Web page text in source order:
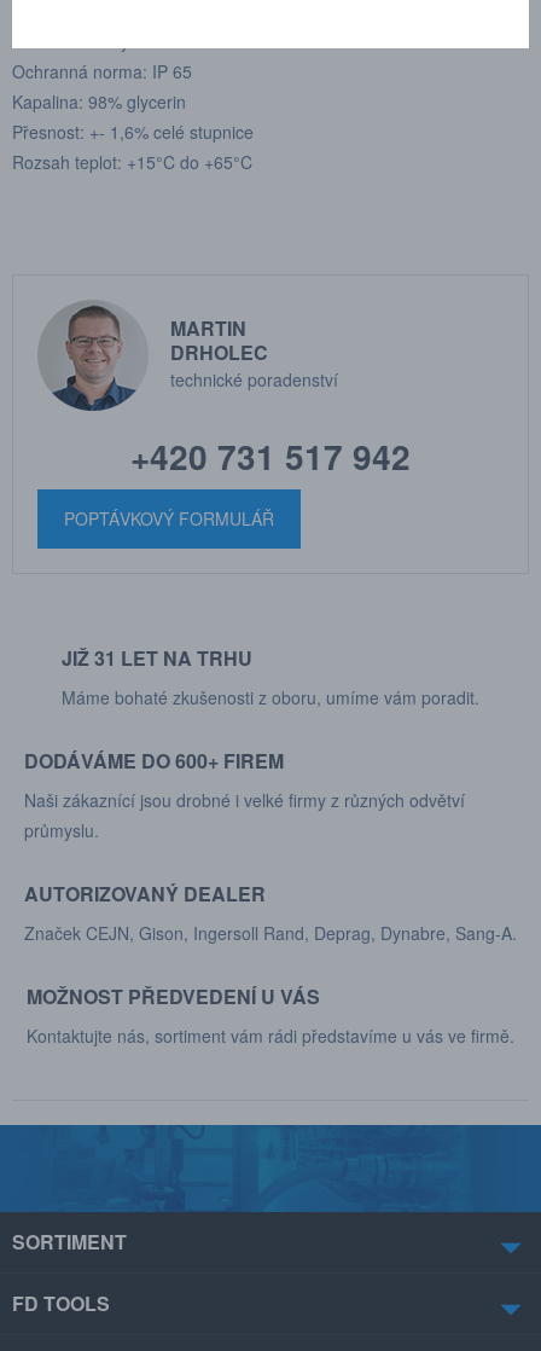
Ochranná norma: IP 65
Kapalina: 98% glycerin
Přesnost: +- 1,6% celé stupnice
Rozsah teplot: +15°C do +65°C
MARTIN
DRHOLEC
technické poradenství
+420 731 517 942
POPTÁVKOVÝ FORMULÁŘ
JIŽ 31 LET NA TRHU
Máme bohaté zkušenosti z oboru, umíme vám poradit.
DODÁVÁME DO 600+ FIREM
Naši zákaznící jsou drobné i velké firmy z různých odvětví
průmyslu.
AUTORIZOVANÝ DEALER
Značek CEJN, Gison, Ingersoll Rand, Deprag, Dynabre, Sang-A.
MOŽNOST PŘEDVEDENÍ U VÁS
Kontaktujte nás, sortiment vám rádi představíme u vás ve firmě.
SORTIMENT
FD TOOLS